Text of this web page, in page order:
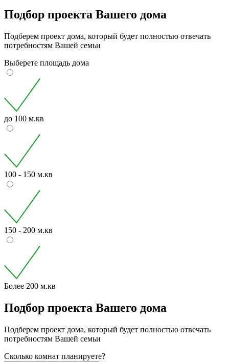
Подбор проекта Вашего дома
Подберем проект дома, который будет полностью отвечать
потребностям Вашей семьи
Выберете площадь дома
до 100 м.кв
100 - 150 м.кв
150 - 200 м.кв
Более 200 м.кв
Подбор проекта Вашего дома
Подберем проект дома, который будет полностью отвечать
потребностям Вашей семьи
Сколько комнат планируете?